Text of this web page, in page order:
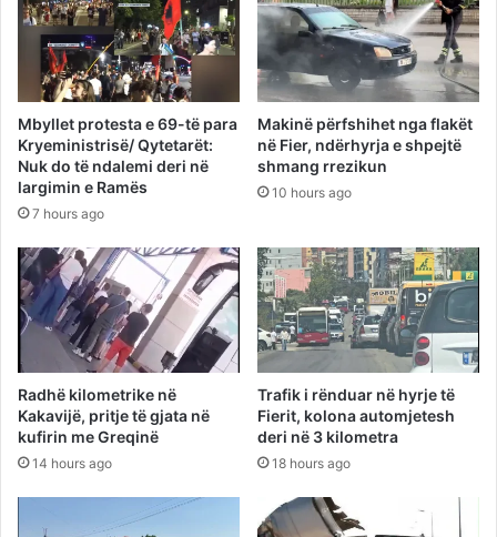
Mbyllet protesta e 69-të para
Kryeministrisë/ Qytetarët:
Nuk do të ndalemi deri në
largimin e Ramës
7 hours ago
Makinë përfshihet nga flakët
në Fier, ndërhyrja e shpejtë
shmang rrezikun
10 hours ago
Radhë kilometrike në
Kakavijë, pritje të gjata në
kufirin me Greqinë
14 hours ago
Trafik i rënduar në hyrje të
Fierit, kolona automjetesh
deri në 3 kilometra
18 hours ago